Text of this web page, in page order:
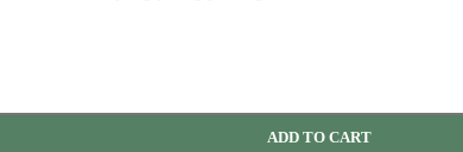
ADD TO CART